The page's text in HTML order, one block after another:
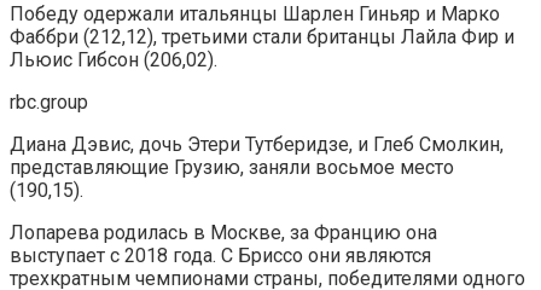
Победу одержали итальянцы Шарлен Гиньяр и Марко
Фаббри (212,12), третьими стали британцы Лайла Фир и
Льюис Гибсон (206,02).
rbc.group
Диана Дэвис, дочь Этери Тутберидзе, и Глеб Смолкин,
представляющие Грузию, заняли восьмое место
(190,15).
Лопарева родилась в Москве, за Францию она
выступает с 2018 года. С Бриссо они являются
трехкратным чемпионами страны, победителями одного